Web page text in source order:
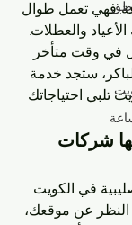
فهي تعمل طوال
والعطلات.
في وقت متأخر
ستجد خدمة
تلبي احتياجاتك
شركات
في الكويت
النظر عن موقعك،